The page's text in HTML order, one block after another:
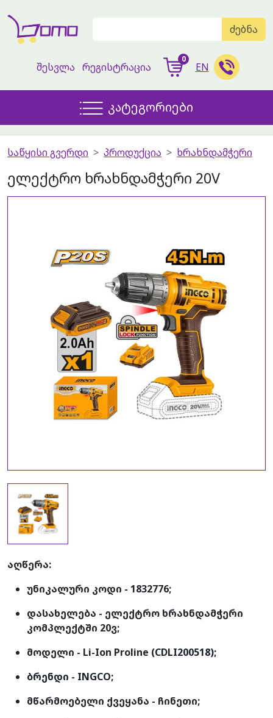
ძებნა
შესვლა რეგისტრაცია
0
EN
კატეგორიები
საწყისი გვერდი პროდუქცია ხრახნდამჭერი
ელექტრო ხრახნდამჭერი 20V
აღწერა:
უნიკალური კოდი - 1832776;
დასახელება - ელექტრო ხრახნდამჭერი
კომპლექტში 20ვ;
მოდელი - Li-Ion Proline (CDLI200518);
ბრენდი - INGCO;
მწარმოებელი ქვეყანა - ჩინეთი;